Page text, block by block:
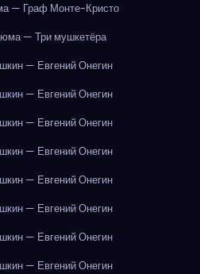
— Граф Монте-Кристо
— Три мушкетёра
— Евгений Онегин
— Евгений Онегин
— Евгений Онегин
— Евгений Онегин
— Евгений Онегин
— Евгений Онегин
— Евгений Онегин
— Евгений Онегин